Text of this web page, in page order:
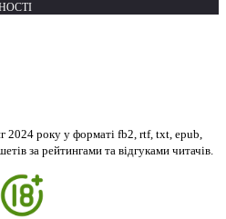
2024 року у форматі fb2, rtf, txt, epub,
за рейтингами та відгуками читачів.